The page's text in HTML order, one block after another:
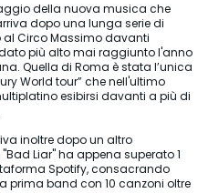
della nuova musica che
dopo una lunga serie di
al Circo Massimo davanti
più alto mai raggiunto l'anno
Quella di Roma è stata l’unica
World tour” che nell'ultimo
esibirsi davanti a più di
inoltre dopo un altro
Liar" ha appena superato 1
Spotify, consacrando
prima band con 10 canzoni oltre